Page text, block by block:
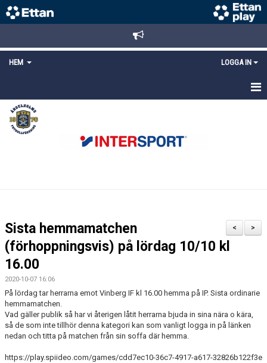
HEM LOGGA IN
STARTSIDA
NYHETER
LÄNKAR
MEDLEMS OCH TRÄNINGSAVGIFTER
>
<
Sista hemmamatchen
(förhoppningsvis) på lördag 10/10 kl
16.00
2020-10-07 16:06
På lördag tar herrarna emot Vinberg IF kl 16.00 hemma på IP. Sista ordinarie
hemmamatchen.
Vad gäller publik så har vi återigen låtit herrarna bjuda in sina nära o kära,
så de som inte tillhör denna kategori kan som vanligt logga in på länken
nedan och titta på matchen från sin soffa där hemma.
https://play.spiideo.com/games/cdd7ec10-36c7-4917-a617-32826b122f3e